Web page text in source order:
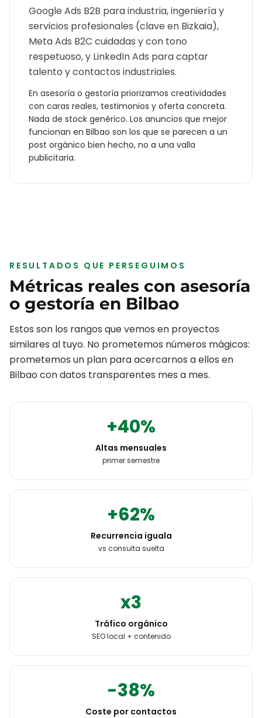
Google Ads B2B para industria, ingeniería y
servicios profesionales (clave en Bizkaia),
Meta Ads B2C cuidadas y con tono
respetuoso, y LinkedIn Ads para captar
talento y contactos industriales.
En asesoría o gestoría priorizamos creatividades
con caras reales, testimonios y oferta concreta.
Nada de stock genérico. Los anuncios que mejor
funcionan en Bilbao son los que se parecen a un
post orgánico bien hecho, no a una valla
publicitaria.
RESULTADOS QUE PERSEGUIMOS
Métricas reales con asesoría
o gestoría en Bilbao
Estos son los rangos que vemos en proyectos
similares al tuyo. No prometemos números mágicos:
prometemos un plan para acercarnos a ellos en
Bilbao con datos transparentes mes a mes.
+40%
Altas mensuales
primer semestre
+62%
Recurrencia iguala
vs consulta suelta
x3
Tráfico orgánico
SEO local + contenido
-38%
Coste por contactos